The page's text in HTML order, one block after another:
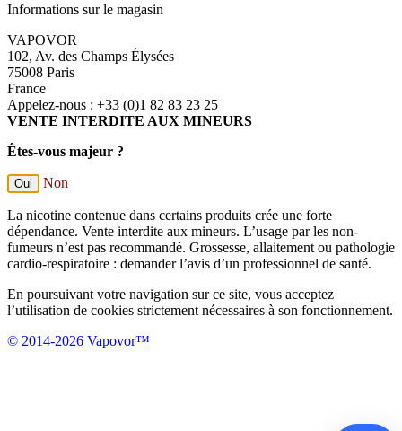
Informations sur le magasin
VAPOVOR
102, Av. des Champs Élysées
75008 Paris
France
Appelez-nous : +33 (0)1 82 83 23 25
VENTE INTERDITE AUX MINEURS
Êtes-vous majeur ?
Oui Non
La nicotine contenue dans certains produits crée une forte
dépendance. Vente interdite aux mineurs. L’usage par les non-
fumeurs n’est pas recommandé. Grossesse, allaitement ou pathologie
cardio-respiratoire : demander l’avis d’un professionnel de santé.
En poursuivant votre navigation sur ce site, vous acceptez
l’utilisation de cookies strictement nécessaires à son fonctionnement.
© 2014-2026 Vapovor™